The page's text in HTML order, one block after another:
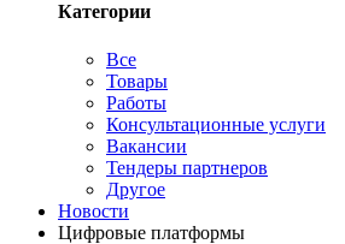
Категории
Все
Товары
Работы
Консультационные услуги
Вакансии
Тендеры партнеров
Другое
Новости
Цифровые платформы